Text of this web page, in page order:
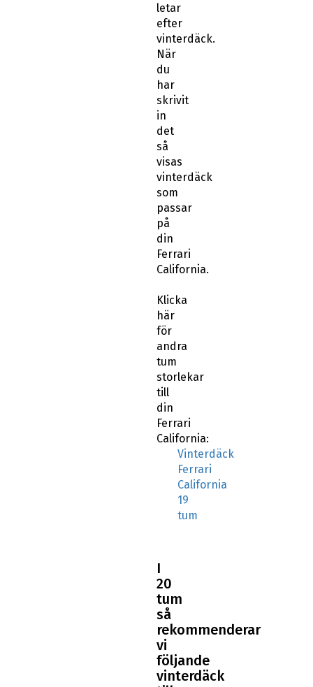
letar
efter
vinterdäck.
När
du
har
skrivit
in
det
så
visas
vinterdäck
som
passar
på
din
Ferrari
California.
Klicka
här
för
andra
tum
storlekar
till
din
Ferrari
California:
Vinterdäck
Ferrari
California
19
tum
I
20
tum
så
rekommenderar
vi
följande
vinterdäck